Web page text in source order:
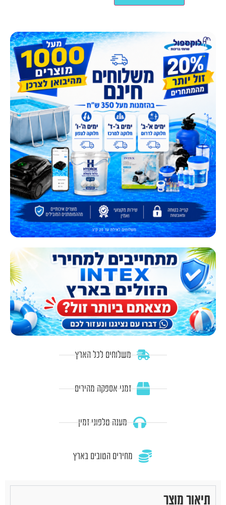
משלוחים לכל הארץ
זמני אספקה מהירים
מענה טלפוני זמין
מחירים הטובים בארץ
תיאור מוצר